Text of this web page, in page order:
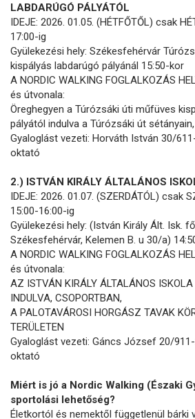
LABDARÚGÓ PÁLYÁTÓL
IDEJE: 2026. 01.05. (HÉTFŐTŐL) csak
17:00-ig
Gyülekezési hely: Székesfehérvár
kispályás labdarúgó pályánál 15:50-kor
A NORDIC WALKING FOGLALKOZÁS
és útvonala:
Öreghegyen a Túrózsáki úti műfüves
pályától indulva a Túrózsáki út sétányain,
Gyaloglást vezeti: Horváth István 30/
oktató
2.) ISTVÁN KIRÁLY ÁLTALÁNOS
IDEJE: 2026. 01.07. (SZERDÁTÓL) csak
15:00-16:00-ig
Gyülekezési hely: (István Király Ált. Isk.
Székesfehérvár, Kelemen B. u 30/a)
A NORDIC WALKING FOGLALKOZÁS
és útvonala:
AZ ISTVÁN KIRÁLY ÁLTALÁNOS ISKOLA
INDULVA, CSOPORTBAN,
A PALOTAVÁROSI HORGÁSZ TAVAK
TERÜLETEN
Gyaloglást vezeti: Gáncs József 20/
oktató
Miért is jó a Nordic Walking (Északi
sportolási lehetőség?
Életkortól és nemektől függetlenül bárki